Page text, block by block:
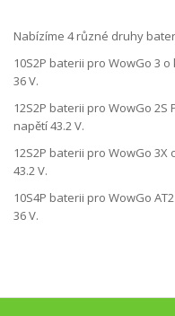
Nabízíme 4 různé druhy
10S2P baterii pro WowGo 3
36 V.
12S2P baterii pro WowGo 2S
napětí 43.2 V.
12S2P baterii pro WowGo
43.2 V.
10S4P baterii pro WowGo
36 V.